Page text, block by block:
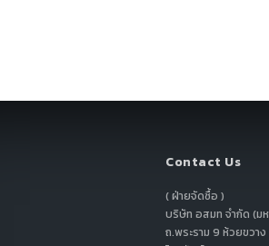
Contact Us
( ฝ่ายจัดซื้อ )
บริษัท อสมท จำกัด (ม
ถ.พระราม 9 ห้วยขวาง